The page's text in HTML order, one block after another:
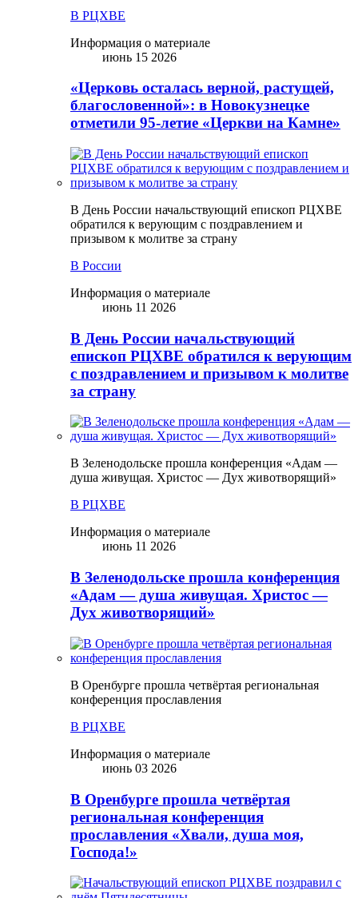
В РЦХВЕ
Информация о материале
июнь 15 2026
«Церковь осталась верной, растущей,
благословенной»: в Новокузнецке
отметили 95-летие «Церкви на Камне»
В День России начальствующий епископ РЦХВЕ
обратился к верующим с поздравлением и
призывом к молитве за страну
В России
Информация о материале
июнь 11 2026
В День России начальствующий
епископ РЦХВЕ обратился к верующим
с поздравлением и призывом к молитве
за страну
В Зеленодольске прошла конференция «Адам —
душа живущая. Христос — Дух животворящий»
В РЦХВЕ
Информация о материале
июнь 11 2026
В Зеленодольске прошла конференция
«Адам — душа живущая. Христос —
Дух животворящий»
В Оренбурге прошла четвёртая региональная
конференция прославления
В РЦХВЕ
Информация о материале
июнь 03 2026
В Оренбурге прошла четвёртая
региональная конференция
прославления «Хвали, душа моя,
Господа!»